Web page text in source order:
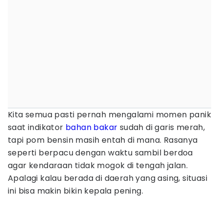
Kita semua pasti pernah mengalami momen panik
saat indikator bahan bakar sudah di garis merah,
tapi pom bensin masih entah di mana. Rasanya
seperti berpacu dengan waktu sambil berdoa
agar kendaraan tidak mogok di tengah jalan.
Apalagi kalau berada di daerah yang asing, situasi
ini bisa makin bikin kepala pening.